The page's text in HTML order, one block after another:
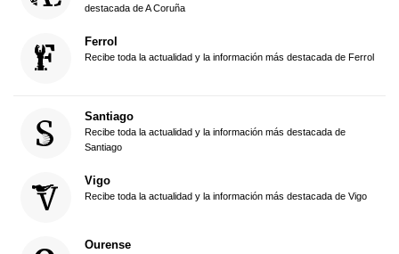
destacada de A Coruña
Ferrol
Recibe toda la actualidad y la información más destacada de Ferrol
Santiago
Recibe toda la actualidad y la información más destacada de
Santiago
Vigo
Recibe toda la actualidad y la información más destacada de Vigo
Ourense